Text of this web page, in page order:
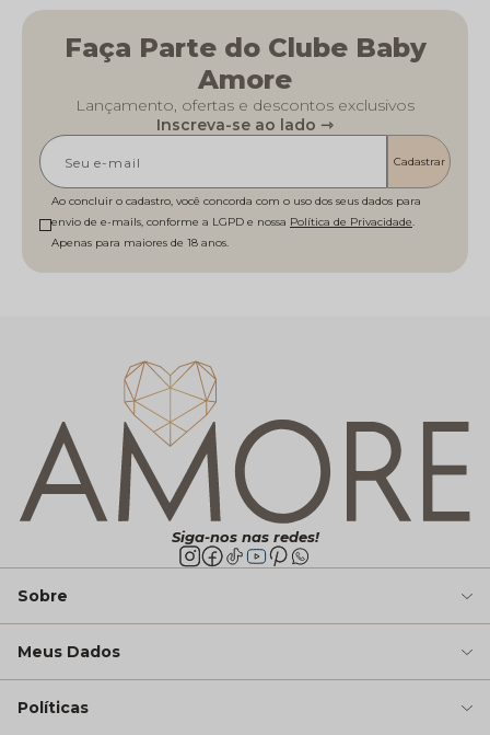
Faça Parte do Clube Baby
Amore
Lançamento, ofertas e descontos exclusivos
Inscreva-se ao lado ⇾
Cadastrar
Ao concluir o cadastro, você concorda com o uso dos seus dados para
envio de e-mails, conforme a LGPD e nossa Política de Privacidade
Siga-nos nas redes!
Sobre
Meus Dados
Políticas